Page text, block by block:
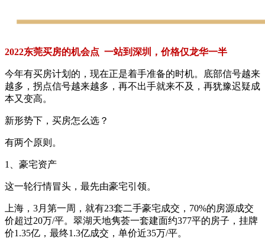
2022东莞买房的机会点 一站到深圳，价格仅龙华一半
今年有买房计划的，现在正是着手准备的时机。底部信号越来
越多，拐点信号越来越多，再不出手就来不及，再犹豫迟疑成
本又变高。
新形势下，买房怎么选？
有两个原则。
1、豪宅资产
这一轮行情冒头，最先由豪宅引领。
上海，3月第一周，就有23套二手豪宅成交，70%的房源成交
价超过20万/平。翠湖天地隽荟一套建面约377平的房子，挂牌
价1.35亿，最终1.3亿成交，单价近35万/平。